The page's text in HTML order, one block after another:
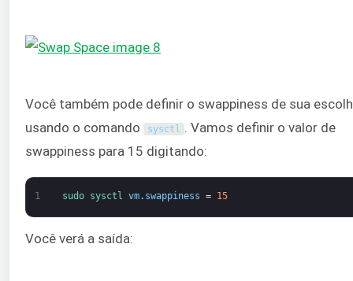
Você também pode definir o swappiness de sua
usando o comando
sysctl . Vamos definir o valor de
swappiness para 15 digitando:
1 sudo sysctl vm. swappiness = 15
Você verá a saída: